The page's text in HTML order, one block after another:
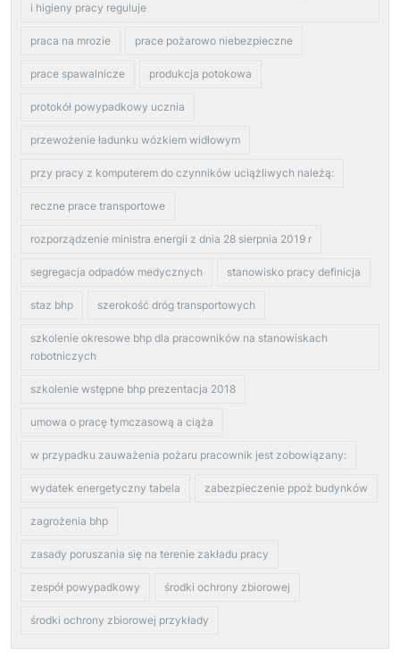
i higieny pracy reguluje
praca na mrozie prace pożarowo niebezpieczne
prace spawalnicze produkcja potokowa
protokół powypadkowy ucznia
przewożenie ładunku wózkiem widłowym
przy pracy z komputerem do czynników uciążliwych należą:
reczne prace transportowe
rozporządzenie ministra energii z dnia 28 sierpnia 2019 r
segregacja odpadów medycznych stanowisko pracy definicja
staz bhp szerokość dróg transportowych
szkolenie okresowe bhp dla pracowników na stanowiskach
robotniczych
szkolenie wstępne bhp prezentacja 2018
umowa o pracę tymczasową a ciąża
w przypadku zauważenia pożaru pracownik jest zobowiązany:
wydatek energetyczny tabela zabezpieczenie ppoż budynków
zagrożenia bhp
zasady poruszania się na terenie zakładu pracy
zespół powypadkowy środki ochrony zbiorowej
środki ochrony zbiorowej przykłady